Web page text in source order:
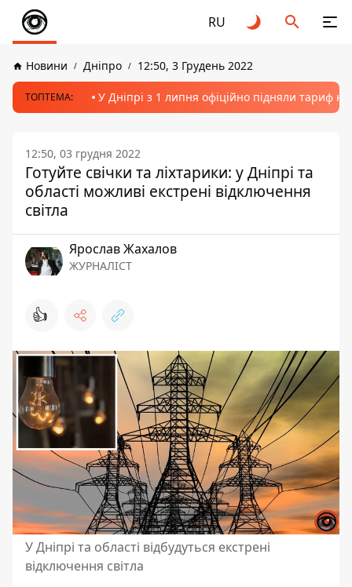
RU
Новини Дніпро 12:50, 3 Грудень 2022
ТОПТЕМА: У Дніпрі з 1 липня офіційно підняли тариф
12:50, 03 грудня 2022
Готуйте свічки та ліхтарики: у Дніпрі та
області можливі екстрені відключення
світла
Ярослав Жахалов
ЖУРНАЛІСТ
👍
У Дніпрі та області відбудуться екстрені
відключення світла